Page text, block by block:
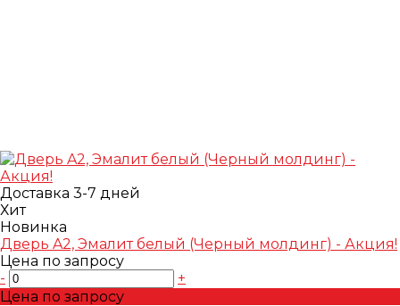
Доставка 3-7 дней
Хит
Новинка
Дверь A2, Эмалит белый (Черный молдинг) - Акция!
Цена по запросу
-
+
Цена по запросу